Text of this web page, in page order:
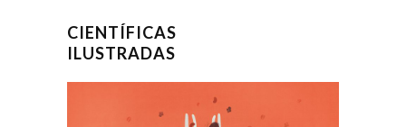
CIENTÍFICAS
ILUSTRADAS